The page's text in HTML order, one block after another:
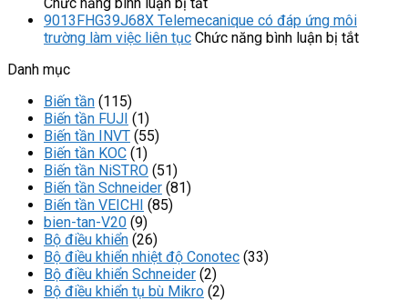
trọng
của
của
công
Biến
tần
9013FHG39J68X Telemecanique có đáp ứng môi
trường làm việc liên tục Chức năng bình luận bị tắtở
Danh mục
Biến tần (115)
Biến tần FUJI (1)
Biến tần INVT (55)
Biến tần KOC (1)
Biến tần NiSTRO (51)
Biến tần Schneider (81)
Biến tần VEICHI (85)
bien-tan-V20 (9)
Bộ điều khiển (26)
Bộ điều khiển nhiệt độ Conotec (33)
Bộ điều khiển Schneider (2)
Bộ điều khiển tụ bù Mikro (2)